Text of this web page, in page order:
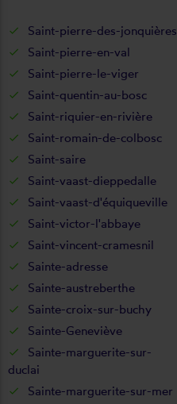
Saint-pierre-des-jonquières
Saint-pierre-en-val
Saint-pierre-le-viger
Saint-quentin-au-bosc
Saint-riquier-en-rivière
Saint-romain-de-colbosc
Saint-saire
Saint-vaast-dieppedalle
Saint-vaast-d'équiqueville
Saint-victor-l'abbaye
Saint-vincent-cramesnil
Sainte-adresse
Sainte-austreberthe
Sainte-croix-sur-buchy
Sainte-Geneviève
Sainte-marguerite-sur-
duclai
Sainte-marguerite-sur-mer